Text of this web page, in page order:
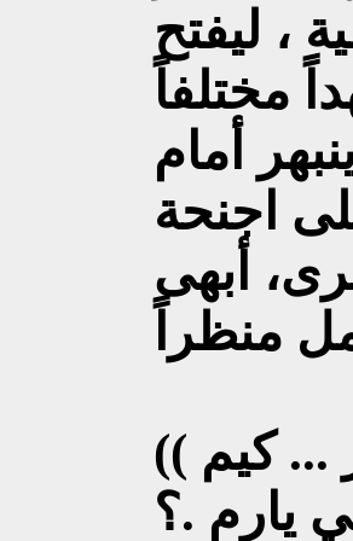
، ليفتح
مختلفاً
أمام
اجنحة
أبهى
(( ئوزيوده كّوز يه ري وار ... كيم